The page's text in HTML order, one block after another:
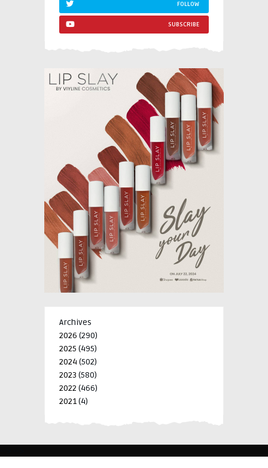
FOLLOW
SUBSCRIBE
Archives
2026 (290)
2025 (495)
2024 (502)
2023 (580)
2022 (466)
2021(4)